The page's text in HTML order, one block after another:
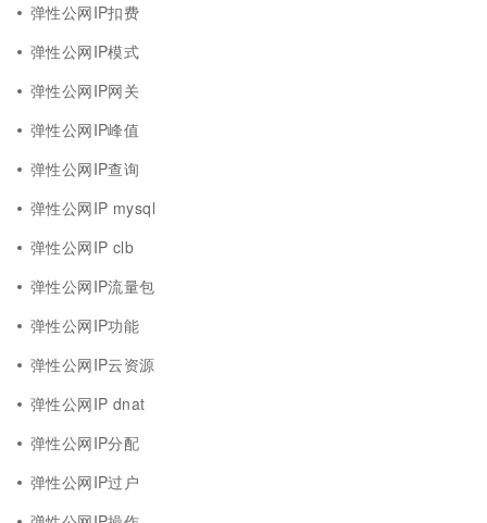
弹性公网IP扣费
弹性公网IP模式
弹性公网IP网关
弹性公网IP峰值
弹性公网IP查询
弹性公网IP mysql
弹性公网IP clb
弹性公网IP流量包
弹性公网IP功能
弹性公网IP云资源
弹性公网IP dnat
弹性公网IP分配
弹性公网IP过户